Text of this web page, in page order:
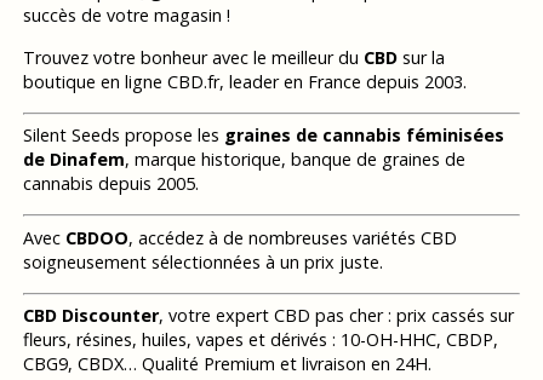
succès de votre magasin !
Trouvez votre bonheur avec le meilleur du CBDsur la
boutique en ligne CBD.fr, leader en France depuis 2003.
Silent Seeds propose les graines de cannabis féminisées
de Dinafem, marque historique, banque de graines de
cannabis depuis 2005.
Avec CBDOO, accédez à de nombreuses variétés CBD
soigneusement sélectionnées à un prix juste.
CBD Discounter, votre expert CBD pas cher : prix cassés sur
fleurs, résines, huiles, vapes et dérivés : 10-OH-HHC, CBDP,
CBG9, CBDX… Qualité Premium et livraison en 24H.